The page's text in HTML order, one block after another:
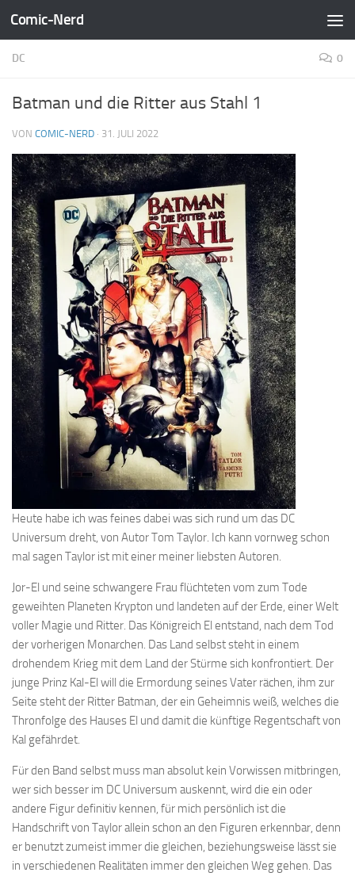
Zum Inhalt springen
Comic-Nerd
DC 0
Batman und die Ritter aus Stahl 1
VON COMIC-NERD · 31. JULI 2022
Heute habe ich was feines dabei was sich rund um das DC
Universum dreht, von Autor Tom Taylor. Ich kann vornweg schon
mal sagen Taylor ist mit einer meiner liebsten Autoren.
Jor-El und seine schwangere Frau flüchteten vom zum Tode
geweihten Planeten Krypton und landeten auf der Erde, einer Welt
voller Magie und Ritter. Das Königreich El entstand, nach dem Tod
der vorherigen Monarchen. Das Land selbst steht in einem
drohendem Krieg mit dem Land der Stürme sich konfrontiert. Der
junge Prinz Kal-El will die Ermordung seines Vater rächen, ihm zur
Seite steht der Ritter Batman, der ein Geheimnis weiß, welches die
Thronfolge des Hauses El und damit die künftige Regentschaft von
Kal gefährdet.
Für den Band selbst muss man absolut kein Vorwissen mitbringen,
wer sich besser im DC Universum auskennt, wird die ein oder
andere Figur definitiv kennen, für mich persönlich ist die
Handschrift von Taylor allein schon an den Figuren erkennbar, denn
er benutzt zumeist immer die gleichen, beziehungsweise lässt sie
in verschiedenen Realitäten immer den gleichen Weg gehen. Das